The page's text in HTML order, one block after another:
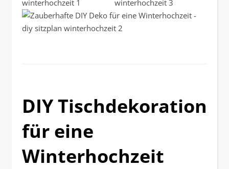
DIY Tischdekoration
für eine
Winterhochzeit